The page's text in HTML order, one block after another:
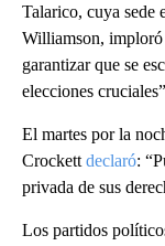
Talarico, cuya sede
Williamson, imploró
garantizar que se
elecciones
El martes por la
Crockett declaró:
privada de sus
Los partidos